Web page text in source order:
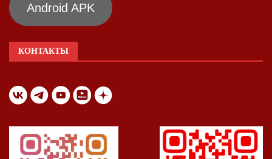
Android APK
КОНТАКТЫ